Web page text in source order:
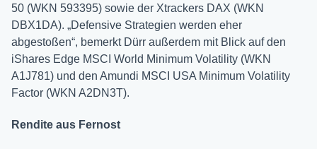
50 (WKN 593395) sowie der Xtrackers DAX (WKN
DBX1DA). „Defensive Strategien werden eher
abgestoßen“, bemerkt Dürr außerdem mit Blick auf den
iShares Edge MSCI World Minimum Volatility (WKN
A1J781) und den Amundi MSCI USA Minimum Volatility
Factor (WKN A2DN3T).
Rendite aus Fernost